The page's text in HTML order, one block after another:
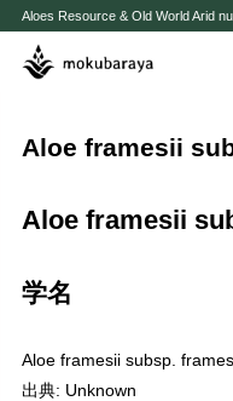
Aloes Resource & Old World Arid
Aloe framesii
Aloe framesii
学名
Aloe framesii subsp.
出典: Unknown